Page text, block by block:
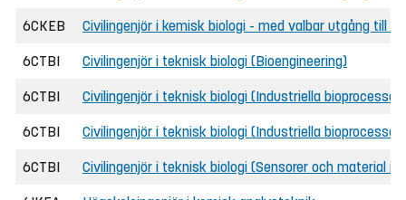
6CKEB Civilingenjör i kemisk biologi - med valbar utgång till
6CTBI Civilingenjör i teknisk biologi (Bioengineering)
6CTBI Civilingenjör i teknisk biologi (Industriella bioprocesser)
6CTBI Civilingenjör i teknisk biologi (Industriella bioprocesser)
6CTBI Civilingenjör i teknisk biologi (Sensorer och material i